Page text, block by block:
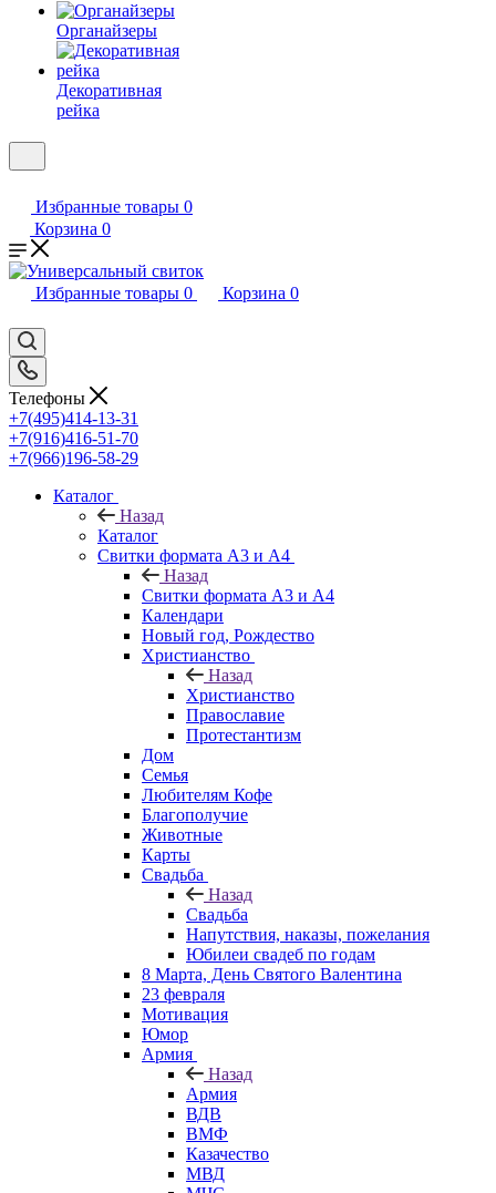
Органайзеры
Декоративная
рейка
Избранные товары 0
Корзина 0
Избранные товары 0 Корзина 0
Телефоны
+7(495)414-13-31
+7(916)416-51-70
+7(966)196-58-29
Каталог
Назад
Каталог
Свитки формата А3 и А4
Назад
Свитки формата А3 и А4
Календари
Новый год, Рождество
Христианство
Назад
Христианство
Православие
Протестантизм
Дом
Семья
Любителям Кофе
Благополучие
Животные
Карты
Свадьба
Назад
Свадьба
Напутствия, наказы, пожелания
Юбилеи свадеб по годам
8 Марта, День Святого Валентина
23 февраля
Мотивация
Юмор
Армия
Назад
Армия
ВДВ
ВМФ
Казачество
МВД